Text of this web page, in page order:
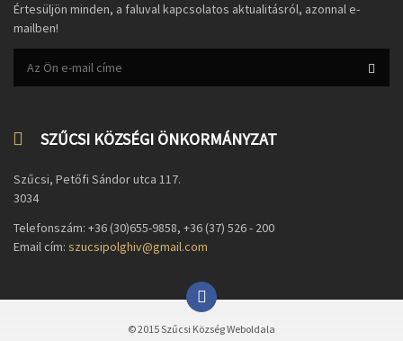
Értesüljön minden, a faluval kapcsolatos aktualitásról, azonnal e-
mailben!
SZŰCSI KÖZSÉGI ÖNKORMÁNYZAT
Szűcsi, Petőfi Sándor utca 117.
3034
Telefonszám: +36 (30)655-9858, +36 (37) 526 - 200
Email cím: szucsipolghiv@gmail.com
© 2015 Szűcsi Község Weboldala